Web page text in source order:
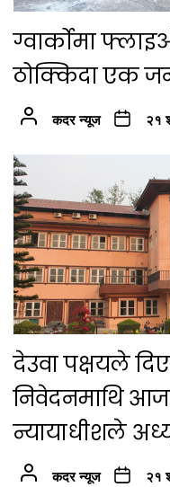
ग्वार्कोमा
ठोक्किदा एक
कदर न्यूज २१
देउवा पक्षयले
निवेदनमाथि आज
न्यायाधीशले
कदर न्यूज २१